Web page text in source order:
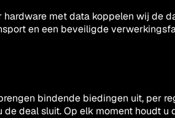
met data koppelen wij
en een beveiligde
bindende biedingen uit, per
deal sluit. Op elk moment houdt u